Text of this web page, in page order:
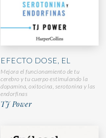
EFECTO DOSE, EL
Mejora el funcionamiento de tu
cerebro y tu cuerpo estimulando la
dopamina, oxitocina, serotonina y las
endorfinas
TJ Power